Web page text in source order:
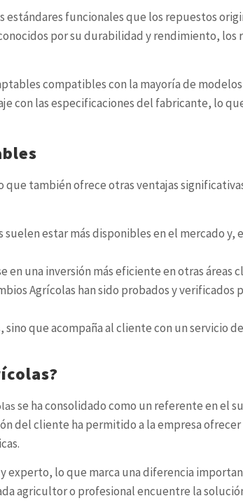
estándares funcionales que los repuestos
por su durabilidad y rendimiento,
compatibles con la mayoría de
con las especificaciones del fabricante, lo
también ofrece otras ventajas
estar más disponibles en el mercado y,
una inversión más eficiente en otras áreas
Agrícolas han sido probados y verificados
que acompaña al cliente con un servicio
se ha consolidado como un referente en el
del cliente ha permitido a la empresa ofrecer
experto, lo que marca una diferencia
agricultor o profesional encuentre la